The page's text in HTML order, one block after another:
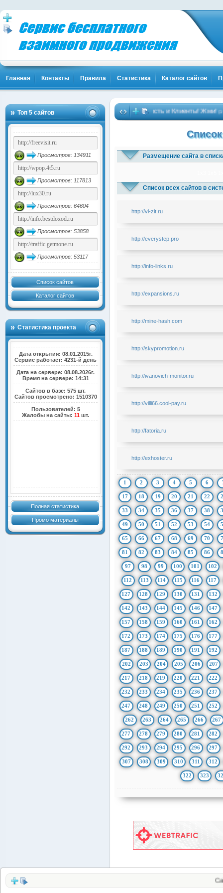
Главная Контакты Правила Статистика Каталог сайтов
Топ 5 сайтов
Просмотров: 134911
Просмотров: 117813
Просмотров: 64604
Просмотров: 53858
Просмотров: 53117
Список сайтов
Каталог сайтов
Статистика проекта
Дата открытия: 08.01.2015г.
Сервис работает: 4231-й день
Дата на сервере: 08.08.2026г.
Время на сервере: 14:31
Сайтов в базе: 575 шт.
Сайтов просмотрено: 1510370
Пользователей: 5
Жалобы на сайты:11 шт.
Полная статистика
Промо материалы
Твоя Популярность и Клиенты! Жми!
Размещение сайта в
Список всех сайтов в
http://vi-zit.ru
http://everystep.pro
http://info-links.ru
http://expansions.ru
http://mine-hash.com
http://skypromotion.ru
http://ivanovich-monitor.ru
http://villi66.cool-pay.ru
http://fatoria.ru
http://exhoster.ru
1 2 3 4 5 6
17 18 19 20 21 22
33 34 35 36 37 38
49 50 51 52 53 54
65 66 67 68 69 70
81 82 83 84 85 86
97 98 99 100 101 102
112 113 114 115 116 117
127 128 129 130 131 132
142 143 144 145 146 147
157 158 159 160 161 162
172 173 174 175 176 177
187 188 189 190 191 192
202 203 204 205 206 207
217 218 219 220 221 222
232 233 234 235 236 237
247 248 249 250 251 252
262 263 264 265 266 267
277 278 279 280 281 282
292 293 294 295 296 297
307 308 309 310 311 312
322 323